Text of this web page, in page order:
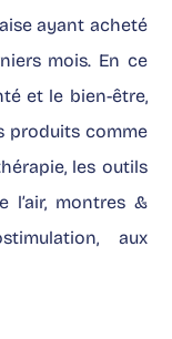
ayant acheté
mois. En ce
et le bien-être,
produits comme
les outils
montres &
aux